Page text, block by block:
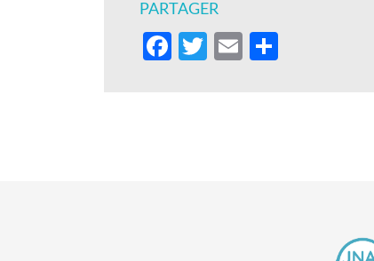
PARTAGER
Facebook
Twitter
Email